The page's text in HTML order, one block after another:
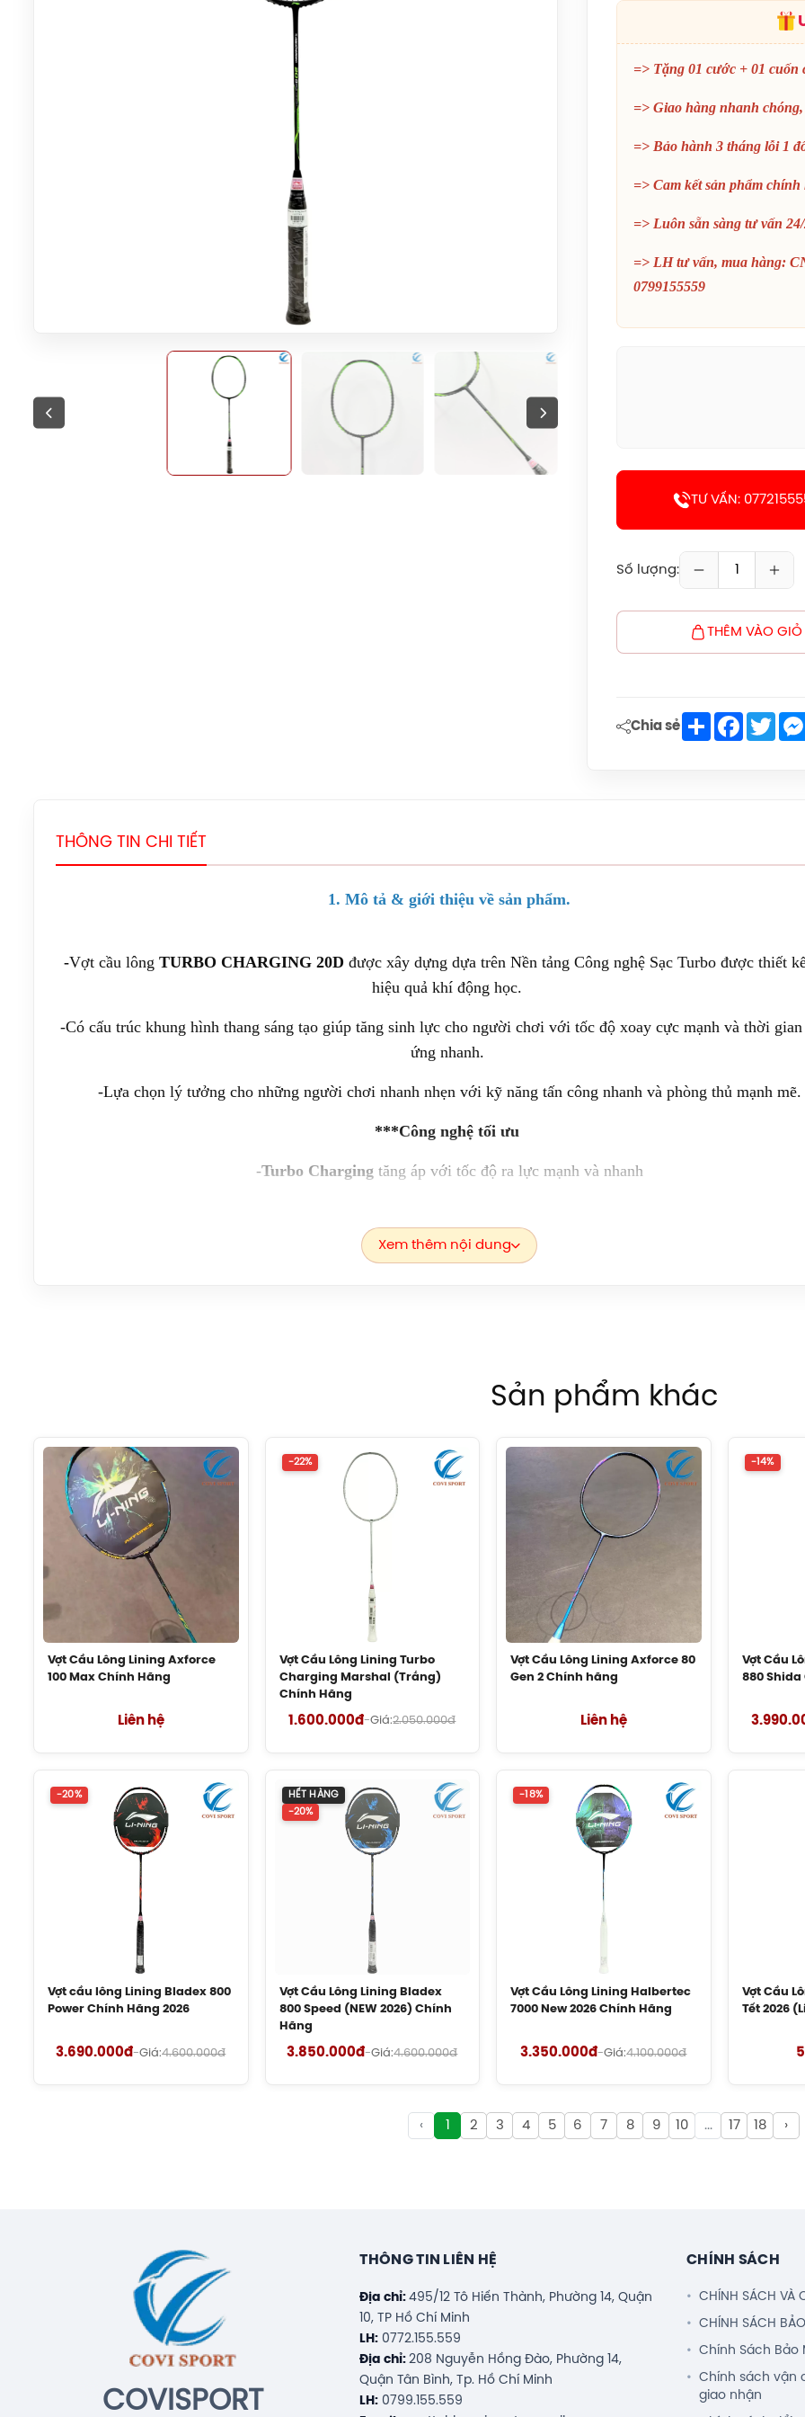
=> Tặng 01 cước + 01 cuốn
=> Giao hàng nhanh
=> Bảo hành 3 tháng lỗi 1
=> Cam kết sản phẩm chính
=> Luôn sẵn sàng tư vấn
=> LH tư vấn, mua hàng:
0799155559
TƯ VẤN:
Số lượng:
THÊM VÀO GIỎ
Chia sẻ Share
THÔNG TIN CHI TIẾT
1. Mô tả & giới thiệu về sản phẩm.
-Vợt cầu lông TURBO CHARGING 20D được xây dựng dựa trên Nền tảng Công nghệ Sạc Turbo được thiết
hiệu quả khí động học.
-Có cấu trúc khung hình thang sáng tạo giúp tăng sinh lực cho người chơi với tốc độ xoay cực mạnh và thời gian
ứng nhanh.
-Lựa chọn lý tưởng cho những người chơi nhanh nhẹn với kỹ năng tấn công nhanh và phòng thủ mạnh mẽ.
***Công nghệ tối ưu
-Turbo Chargingtăng áp với tốc độ ra lực mạnh và nhanh
à công nghệ thiết kế đầu đàn hồi cao cho lực đập mạnh mẽ
tăng cường chịu lực cho thân vợt
-STABILIZED TORSION ANGLE
- tạo góc xoắn chống rung cho thân vợt, tăng cường tính ổn định lực khi
cầu giúp thân vợt ổn định khi điều hướng cầu
tạo nên trục thân vợt mỏng, nhỏ giúp dễ dàng kiểm soát
2.Thông số kĩ thuật Vợt cầu lông Lining Turbo Charging 20D chính hãng
Trọng lượng: 4U (81+-3G)
Điểm cân bằng: 312mm
Tay cầm: S2
Mức căng dây tối ưu: 11.5Kg
Phù hợp với lối kỹ thuật chuyên điều cầu
Covisport – Đại lý phân phối vợt cầu lông Lining chính hãng, cam kết:
Vợt cầu lông Lining Turbo Charging 20D của chúng tôi bán ra chính hãng 100%.
Xem thêm nội dung
Sản phẩm khác
Vợt Cầu Lông Lining Axforce
100 Max Chính Hãng
Liên hệ
-22%
Vợt Cầu Lông Lining Turbo
Charging Marshal (Trắng)
Chính Hãng
1.600.000đ-Giá:2.050.000đ
Vợt Cầu Lông Lining Axforce 80
Gen 2 Chính hãng
Liên hệ
-14%
Vợt Cầu
880 Shida
-20%
Vợt cầu lông Lining Bladex 800
Power Chính Hãng 2026
3.690.000đ-Giá:4.600.000đ
HẾT HÀNG
-20%
Vợt Cầu Lông Lining Bladex
800 Speed (NEW 2026) Chính
Hãng
3.850.000đ-Giá:4.600.000đ
-18%
Vợt Cầu Lông Lining Halbertec
7000 New 2026 Chính Hãng
3.350.000đ-Giá:4.100.000đ
Vợt Cầu
Tết 2026
‹ 1 2 3 4 5 6 7 8 9 10 ... 17 18 ›
COVISPORT
THÔNG TIN LIÊN HỆ
Địa chỉ:495/12 Tô Hiến Thành, Phường 14, Quận
10, TP Hồ Chí Minh
LH: 0772.155.559
Địa chỉ:208 Nguyễn Hồng Đào, Phường 14,
Quận Tân Bình, Tp. Hồ Chí Minh
LH: 0799.155.559
CHÍNH SÁCH
CHÍNH SÁCH VÀ
CHÍNH SÁCH
Chính Sách Bảo
Chính sách vận
giao nhận